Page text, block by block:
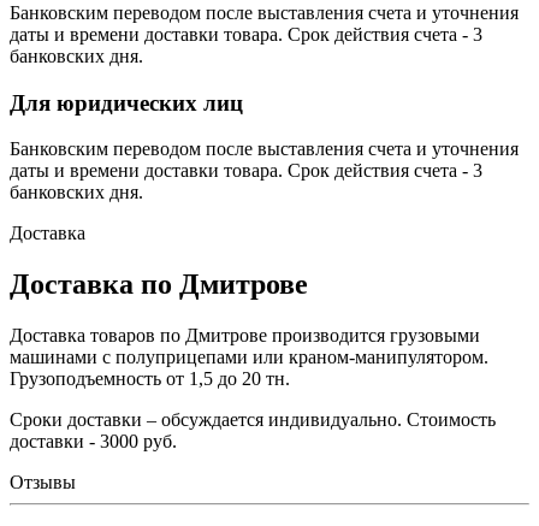
Банковским переводом после выставления счета и уточнения
даты и времени доставки товара. Срок действия счета - 3
банковских дня.
Для юридических лиц
Банковским переводом после выставления счета и уточнения
даты и времени доставки товара. Срок действия счета - 3
банковских дня.
Доставка
Доставка по Дмитрове
Доставка товаров по Дмитрове производится грузовыми
машинами с полуприцепами или краном-манипулятором.
Грузоподъемность от 1,5 до 20 тн.
Сроки доставки – обсуждается индивидуально. Стоимость
доставки - 3000 руб.
Отзывы